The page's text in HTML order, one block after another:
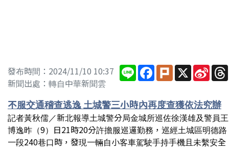
發布時間：2024/11/10 10:37
新聞出處：轉自中華新聞雲
Line Facebook
PlurkX Sina
不服交通稽查逃逸 土城警三小時內再度查獲依法究辦
記者黃秋儒／新北報導土城警分局金城所巡佐徐漢雄及警員王
博逸昨（9）日21時20分許擔服巡邏勤務，巡經土城區明德路
一段240巷口時，發現一輛自小客車駕駛手持手機且未繫安全